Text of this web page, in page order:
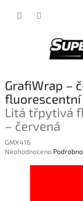
GrafiWrap –
Litá třpytivá
– červená
GMX416
Průměrné
Neohodnoceno